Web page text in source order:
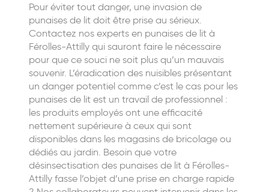
Pour éviter tout danger, une invasion de
punaises de lit doit être prise au sérieux.
Contactez nos experts en punaises de lit à
Férolles-Attilly qui sauront faire le nécessaire
pour que ce souci ne soit plus qu’un mauvais
souvenir. L’éradication des nuisibles présentant
un danger potentiel comme c’est le cas pour les
punaises de lit est un travail de professionnel :
les produits employés ont une efficacité
nettement supérieure à ceux qui sont
disponibles dans les magasins de bricolage ou
dédiés au jardin. Besoin que votre
désinsectisation des punaises de lit à Férolles-
Attilly fasse l’objet d’une prise en charge rapide